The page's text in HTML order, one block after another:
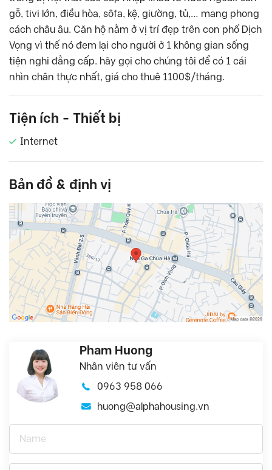
gỗ, tivi lớn, điều hòa, sôfa, kệ, giường, tủ,… mang phong
cách châu âu. Căn hộ nằm ở vị trí đẹp trên con phố Dịch
Vọng vì thế nó đem lại cho người ở 1 không gian sống
tiện nghi đẳng cấp. hãy gọi cho chúng tôi để có 1 cái
nhìn chân thực nhất, giá cho thuê 1100$/tháng.
Tiện ích - Thiết bị
Internet
Bản đồ & định vị
Pham Huong
Nhân viên tư vấn
0963 958 066
huong@alphahousing.vn